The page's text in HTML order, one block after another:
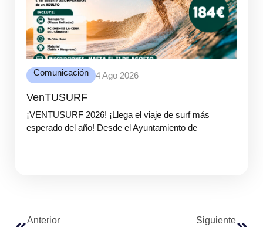
Comunicación 4 Ago 2026
VenTUSURF
¡VENTUSURF 2026! ¡Llega el viaje de surf más
esperado del año! Desde el Ayuntamiento de
Anterior
Siguiente